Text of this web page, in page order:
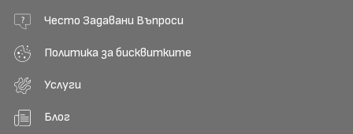
Често Задавани Въпроси
Политика за бисквитките
Услуги
Блог